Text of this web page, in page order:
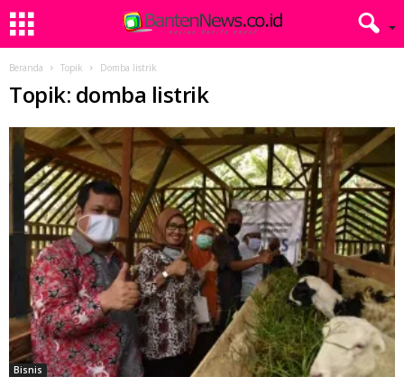
Beranda Topik Domba listrik
Topik: domba listrik
Bisnis